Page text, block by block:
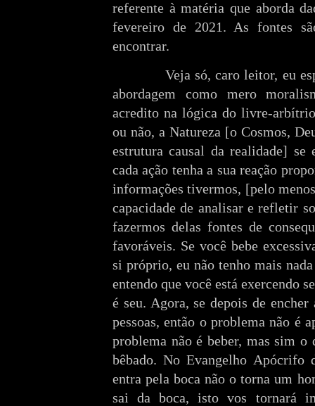
referente à matéria que aborda
fevereiro de 2021. As fontes
encontrar.
Veja só, caro leitor, eu
abordagem como mero
acredito na lógica do livre-
ou não, a Natureza [o Cosmos,
estrutura causal da realidade] se
cada ação tenha a sua reação
informações tivermos, [pelo
capacidade de analisar e refletir
fazermos delas fontes de
favoráveis. Se você bebe
si próprio, eu não tenho mais
entendo que você está exercendo
é seu. Agora, se depois de
pessoas, então o problema não é
problema não é beber, mas sim o
bêbado. No Evangelho Apócrifo
entra pela boca não o torna um
sai da boca, isto vos tornará